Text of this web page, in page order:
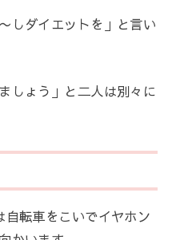
しダイエットを」と言い
しょう」と二人は別々に
転車をこいでイヤホン